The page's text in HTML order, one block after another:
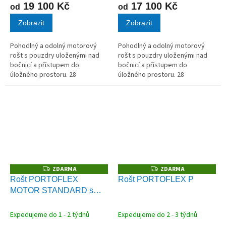
od 19 100 Kč
Zobrazit
Pohodlný a odolný motorový
rošt s pouzdry uloženými nad
bočnicí a přístupem do
úložného prostoru. 28
březových lamel
od 17 100 Kč
Zobrazit
Pohodlný a odolný motorový
rošt s pouzdry uloženými nad
bočnicí a přístupem do
úložného prostoru. 28
březových lamel
Z
D
A
R
ZDARMA
Rošt PORTOFLEX
MOTOR STANDARD s
Expedujeme do 1 - 2 týdnů
Z
D
A
ZDARMA
Rošt PORTOFLEX P
Expedujeme do 2 - 3 týdnů